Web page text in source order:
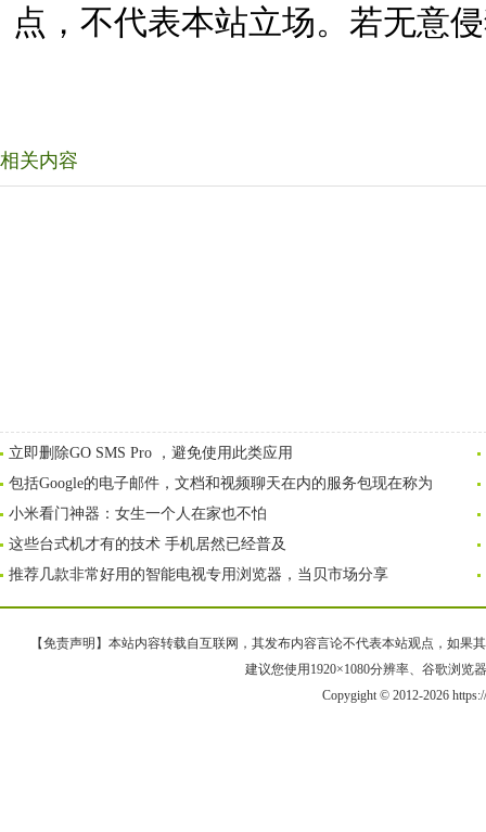
点，不代表本站立场。若无意
相关内容
立即删除GO SMS Pro ，避免使用此类应用
包括Google的电子邮件，文档和视频聊天在内的服务包现在称为
小米看门神器：女生一个人在家也不怕
这些台式机才有的技术 手机居然已经普及
推荐几款非常好用的智能电视专用浏览器，当贝市场分享
【免责声明】本站内容转载自互联网，其发布内容言论不代表本站观点，如果
建议您使用1920×1080分辨率、谷歌浏览
Copygight © 2012-2026